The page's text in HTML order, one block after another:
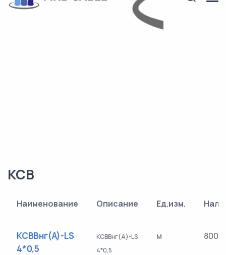
КСВ
Наименование Описание Ед.изм.
КСВВнг(А)-LS
4*0,5
КСВВнг(А)-LS
4*0,5
м 800